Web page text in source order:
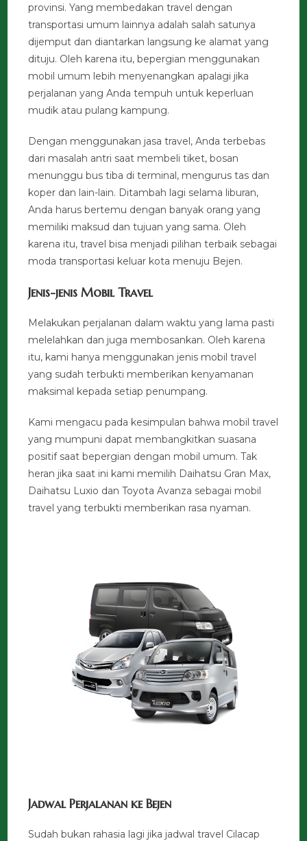
provinsi. Yang membedakan travel dengan
transportasi umum lainnya adalah salah satunya
dijemput dan diantarkan langsung ke alamat yang
dituju. Oleh karena itu, bepergian menggunakan
mobil umum lebih menyenangkan apalagi jika
perjalanan yang Anda tempuh untuk keperluan
mudik atau pulang kampung.
Dengan menggunakan jasa travel, Anda terbebas
dari masalah antri saat membeli tiket, bosan
menunggu bus tiba di terminal, mengurus tas dan
koper dan lain-lain. Ditambah lagi selama liburan,
Anda harus bertemu dengan banyak orang yang
memiliki maksud dan tujuan yang sama. Oleh
karena itu, travel bisa menjadi pilihan terbaik sebagai
moda transportasi keluar kota menuju Bejen.
Jenis-jenis Mobil Travel
Melakukan perjalanan dalam waktu yang lama pasti
melelahkan dan juga membosankan. Oleh karena
itu, kami hanya menggunakan jenis mobil travel
yang sudah terbukti memberikan kenyamanan
maksimal kepada setiap penumpang.
Kami mengacu pada kesimpulan bahwa mobil travel
yang mumpuni dapat membangkitkan suasana
positif saat bepergian dengan mobil umum. Tak
heran jika saat ini kami memilih Daihatsu Gran Max,
Daihatsu Luxio dan Toyota Avanza sebagai mobil
travel yang terbukti memberikan rasa nyaman.
Jadwal Perjalanan ke Bejen
Sudah bukan rahasia lagi jika jadwal travel Cilacap